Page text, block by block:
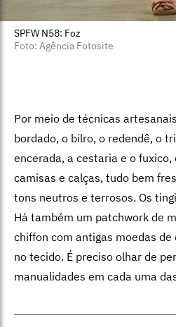
SPFW N58: Foz
Foto: Agência Fotosite
Por meio de técnicas
bordado, o bilro, o redendê, o
encerada, a cestaria e o
camisas e calças, tudo bem
tons neutros e terrosos. Os
Há também um patchwork de
chiffon com antigas moedas de
no tecido. É preciso olhar de
manualidades em cada uma